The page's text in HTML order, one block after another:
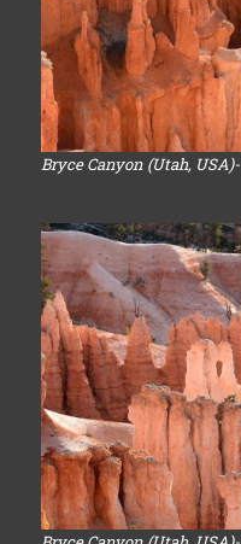
Bryce Canyon (Utah, USA)-